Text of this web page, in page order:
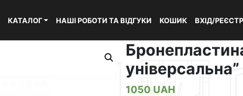
КАТАЛОГ НАШІ РОБОТИ ТА ВІДГУКИ КОШИК ВХІД/
універсальна”
1050 UAH